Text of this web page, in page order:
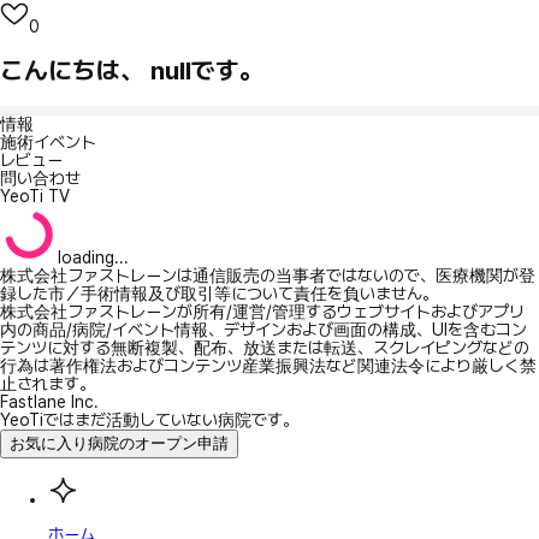
0
こんにちは、 nullです。
情報
施術イベント
レビュー
問い合わせ
YeoTi TV
loading...
株式会社ファストレーンは通信販売の当事者ではないので、医療機関が登
録した市／手術情報及び取引等について責任を負いません。
株式会社ファストレーンが所有/運営/管理するウェブサイトおよびアプリ
内の商品/病院/イベント情報、デザインおよび画面の構成、UIを含むコン
テンツに対する無断複製、配布、放送または転送、スクレイピングなどの
行為は著作権法およびコンテンツ産業振興法など関連法令により厳しく禁
止されます。
Fastlane Inc.
YeoTiではまだ活動していない病院です。
お気に入り病院のオープン申請
ホーム